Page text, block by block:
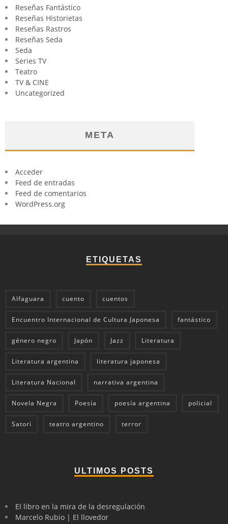
Reseñas Fantástico
Reseñas Historietas
Reseñas Rastros
Reseñas Seda
Seda
Series TV
Teatro
TV & CINE
Uncategorized
META
Acceder
Feed de entradas
Feed de comentarios
WordPress.org
ETIQUETAS
Alfaguara cuento cuentos
Encuentro Internacional de Cultura Japonesa fantástico
género negro Japón Jazz Literatura
Literatura argentina literatura japonesa
Literatura Nacional narrativa argentina
Novela Negra Poesía poesía argentina policial
Satori teatro argentino terror
ULTIMOS POSTS
El libro en la mira de la desregulación
Marcelo Rubio | El llovedor